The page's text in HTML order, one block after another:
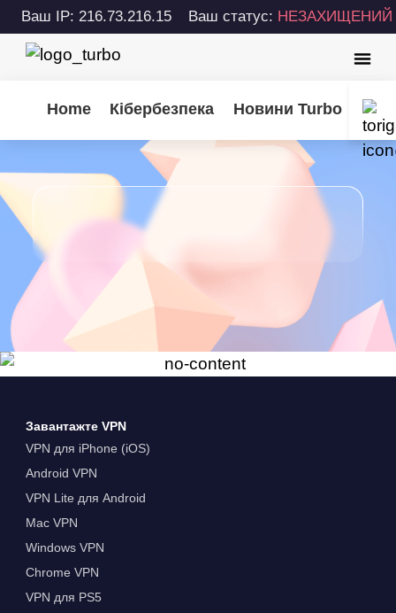
Ваш IP: 216.73.216.15 Ваш статус: НЕЗАХИЩЕНИЙ
Home Кібербезпека Новини Turbo
Завантажте VPN
VPN для iPhone (iOS)
Android VPN
VPN Lite для Android
Mac VPN
Windows VPN
Chrome VPN
VPN для PS5